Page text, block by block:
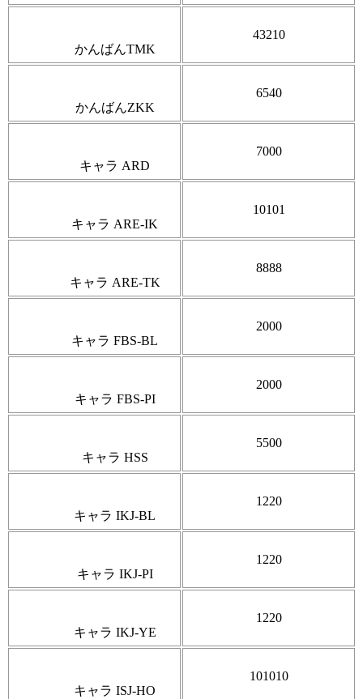
かんばんTMK
43210
かんばんZKK
6540
キャラ ARD
7000
キャラ ARE-IK
10101
キャラ ARE-TK
8888
キャラ FBS-BL
2000
キャラ FBS-PI
2000
キャラ HSS
5500
キャラ IKJ-BL
1220
キャラ IKJ-PI
1220
キャラ IKJ-YE
1220
キャラ ISJ-HO
101010